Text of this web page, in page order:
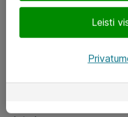
LinkedIn
Leisti